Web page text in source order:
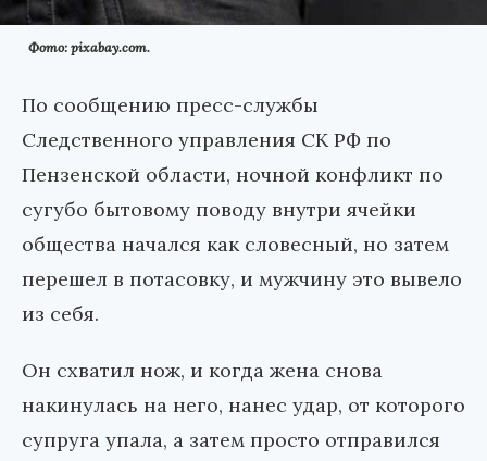
Фото: pixabay.com.
По сообщению пресс-службы
Следственного управления СК РФ по
Пензенской области, ночной конфликт по
сугубо бытовому поводу внутри ячейки
общества начался как словесный, но затем
перешел в потасовку, и мужчину это вывело
из себя.
Он схватил нож, и когда жена снова
накинулась на него, нанес удар, от которого
супруга упала, а затем просто отправился